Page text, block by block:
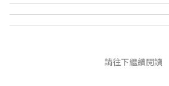
請往下繼續閱讀